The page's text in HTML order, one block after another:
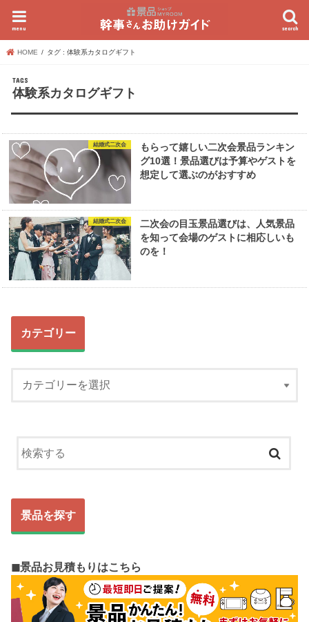
search
menu
HOME タグ : 体験系カタログギフト
体験系カタログギフト
結婚式二次会
もらって嬉しい二次会景品ランキン
グ10選！景品選びは予算やゲストを
想定して選ぶのがおすすめ
結婚式二次会
二次会の目玉景品選びは、人気景品
を知って会場のゲストに相応しいも
のを！
カテゴリー
景品を探す
◼︎景品お見積もりはこちら